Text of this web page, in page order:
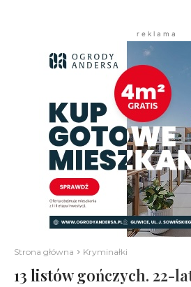
r e k l a m a
Strona główna Kryminałki
13 listów gończych. 22-